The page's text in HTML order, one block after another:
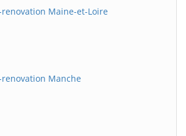
Maine-et-Loire
Manche